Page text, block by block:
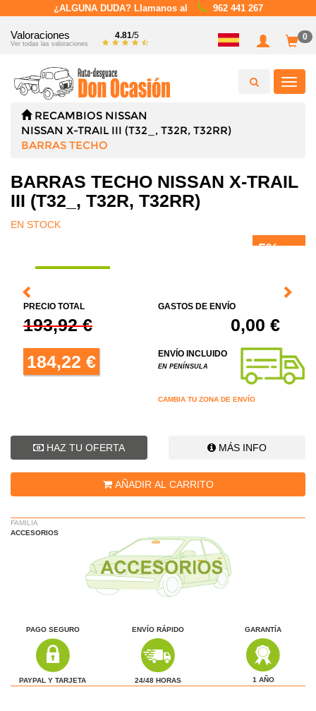
¿ALGUNA DUDA? Llamanos al 962 441 267
Valoraciones
Ver todas las valoraciones
4.81/5 0
RECAMBIOS NISSAN
NISSAN X-TRAIL III (T32_, T32R, T32RR)
BARRAS TECHO
BARRAS TECHO NISSAN X-TRAIL
III (T32_, T32R, T32RR)
EN STOCK
5%
PRECIO TOTAL
193,92 €
184,22 €
GASTOS DE ENVÍO
0,00 €
ENVÍO INCLUIDO
EN PENÍNSULA
CAMBIA TU ZONA DE ENVÍO
HAZ TU OFERTA MÁS INFO
AÑADIR AL CARRITO
FAMILIA
ACCESORIOS
PAGO SEGURO
PAYPAL Y TARJETA
ENVÍO RÁPIDO
24/48 HORAS
GARANTÍA
1 AÑO